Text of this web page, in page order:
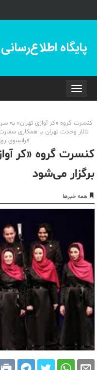
پایگاه
Toggle
navigation
تالار وحدت تهران با همکاری
فرانسوی
کنسرت گروه «کر
برگزار می‌شود
همه خبرها